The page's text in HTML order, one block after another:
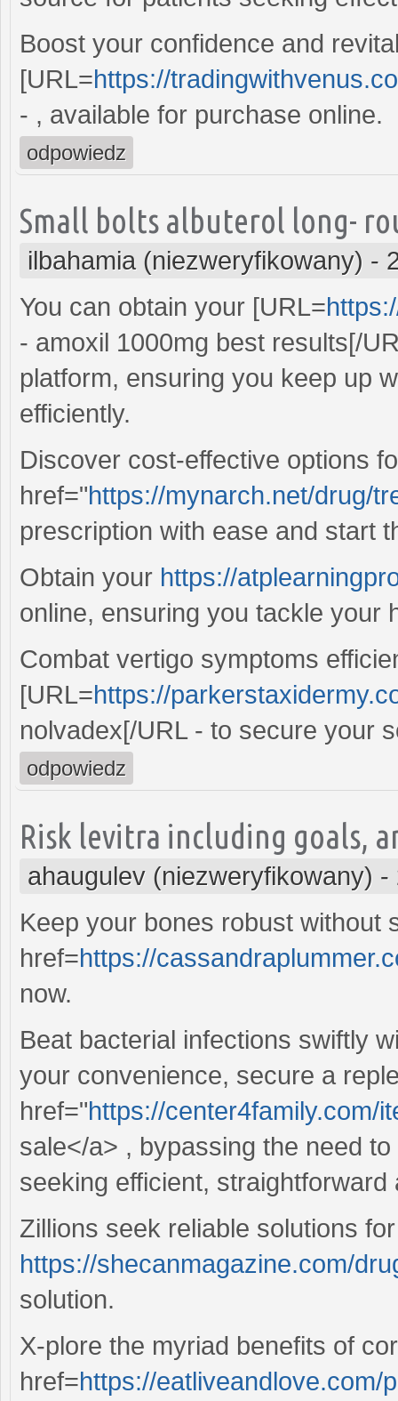
Boost your confidence and
[URL=https://
- , available for purchase online.
odpowiedz
Small bolts albuterol long-
ilbahamia (niezweryfikowany) -
You can obtain your [URL=
- amoxil 1000mg best results[/
platform, ensuring you keep up
efficiently.
Discover cost-effective options
href="https://mynarch.net/drug/
prescription with ease and start
Obtain your https://
online, ensuring you tackle your
Combat vertigo symptoms
[URL=https://
nolvadex[/URL - to secure your
odpowiedz
Risk levitra including goals,
ahaugulev (niezweryfikowany) -
Keep your bones robust without
href=https://
now.
Beat bacterial infections swiftly
your convenience, secure a
href="https://center4family.com/
sale</a> , bypassing the need
seeking efficient,
Zillions seek reliable solutions
https://shecanmagazine.com/
solution.
X-plore the myriad benefits of
href=https://eatliveandlove.com/